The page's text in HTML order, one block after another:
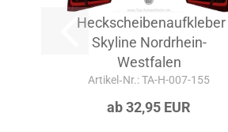
Heckscheibenaufkleber
Skyline Nordrhein-
Westfalen
Artikel‑Nr.: TA-H-007-155
ab 32,95 EUR